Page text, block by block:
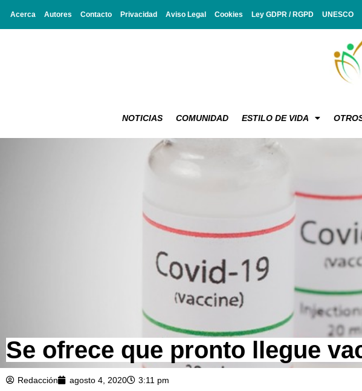
Acerca Autores Contacto Privacidad Aviso Legal Cookies Ley GDPR / RGPD UNESCO
NOTICIAS COMUNIDAD ESTILO DE VIDA
Se ofrece que pronto llegue
Redacción agosto 4, 2020 3:11 pm